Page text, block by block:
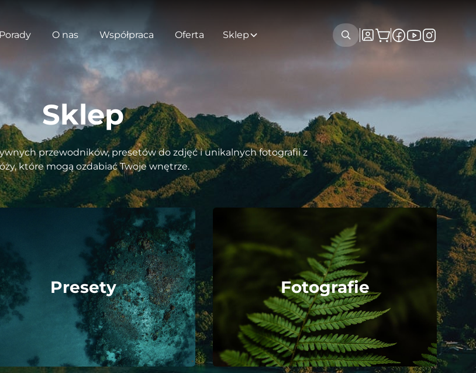
Porady O nas Współpraca Oferta Sklep
Sklep
przewodników, presetów do zdjęć i unikalnych fotografii z
które mogą ozdabiać Twoje wnętrze.
Presety Fotografie